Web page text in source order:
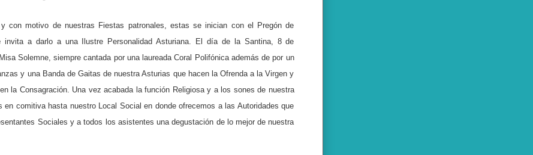
con motivo de nuestras Fiestas patronales, estas se inician con el Pregón de
invita a darlo a una Ilustre Personalidad Asturiana. El día de la Santina, 8 de
Solemne, siempre cantada por una laureada Coral Polifónica además de por un
y una Banda de Gaitas de nuestra Asturias que hacen la Ofrenda a la Virgen y
la Consagración. Una vez acabada la función Religiosa y a los sones de nuestra
en comitiva hasta nuestro Local Social en donde ofrecemos a las Autoridades que
Sociales y a todos los asistentes una degustación de lo mejor de nuestra